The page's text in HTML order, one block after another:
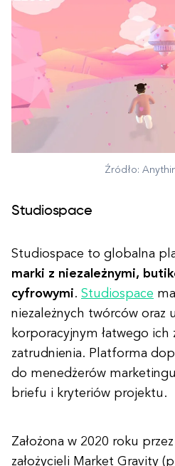
Źródło:
Studiospace
Studiospace to globalna
marki z niezależnymi,
cyfrowymi. Studiospace
niezależnych twórców oraz
korporacyjnym łatwego ich
zatrudnienia. Platforma
do menedżerów
briefu i kryteriów projektu.
Założona w 2020 roku
założycieli Market Gravity